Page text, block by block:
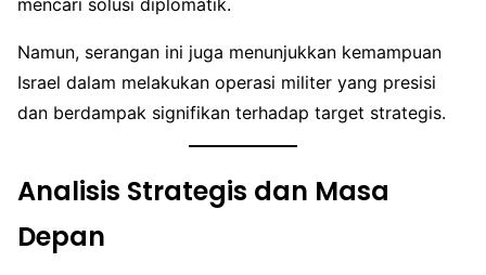
Namun, serangan ini juga menunjukkan kemampuan
Israel dalam melakukan operasi militer yang presisi
dan berdampak signifikan terhadap target strategis.
Analisis Strategis dan Masa
Depan